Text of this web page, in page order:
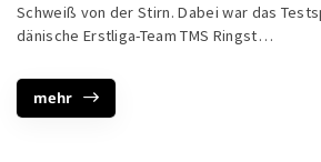
Schweiß von der Stirn. Dabei war das
dänische Erstliga-Team TMS Ringst…
mehr